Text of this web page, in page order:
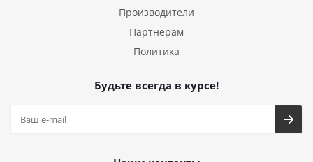
Производители
Партнерам
Политика
Будьте всегда в курсе!